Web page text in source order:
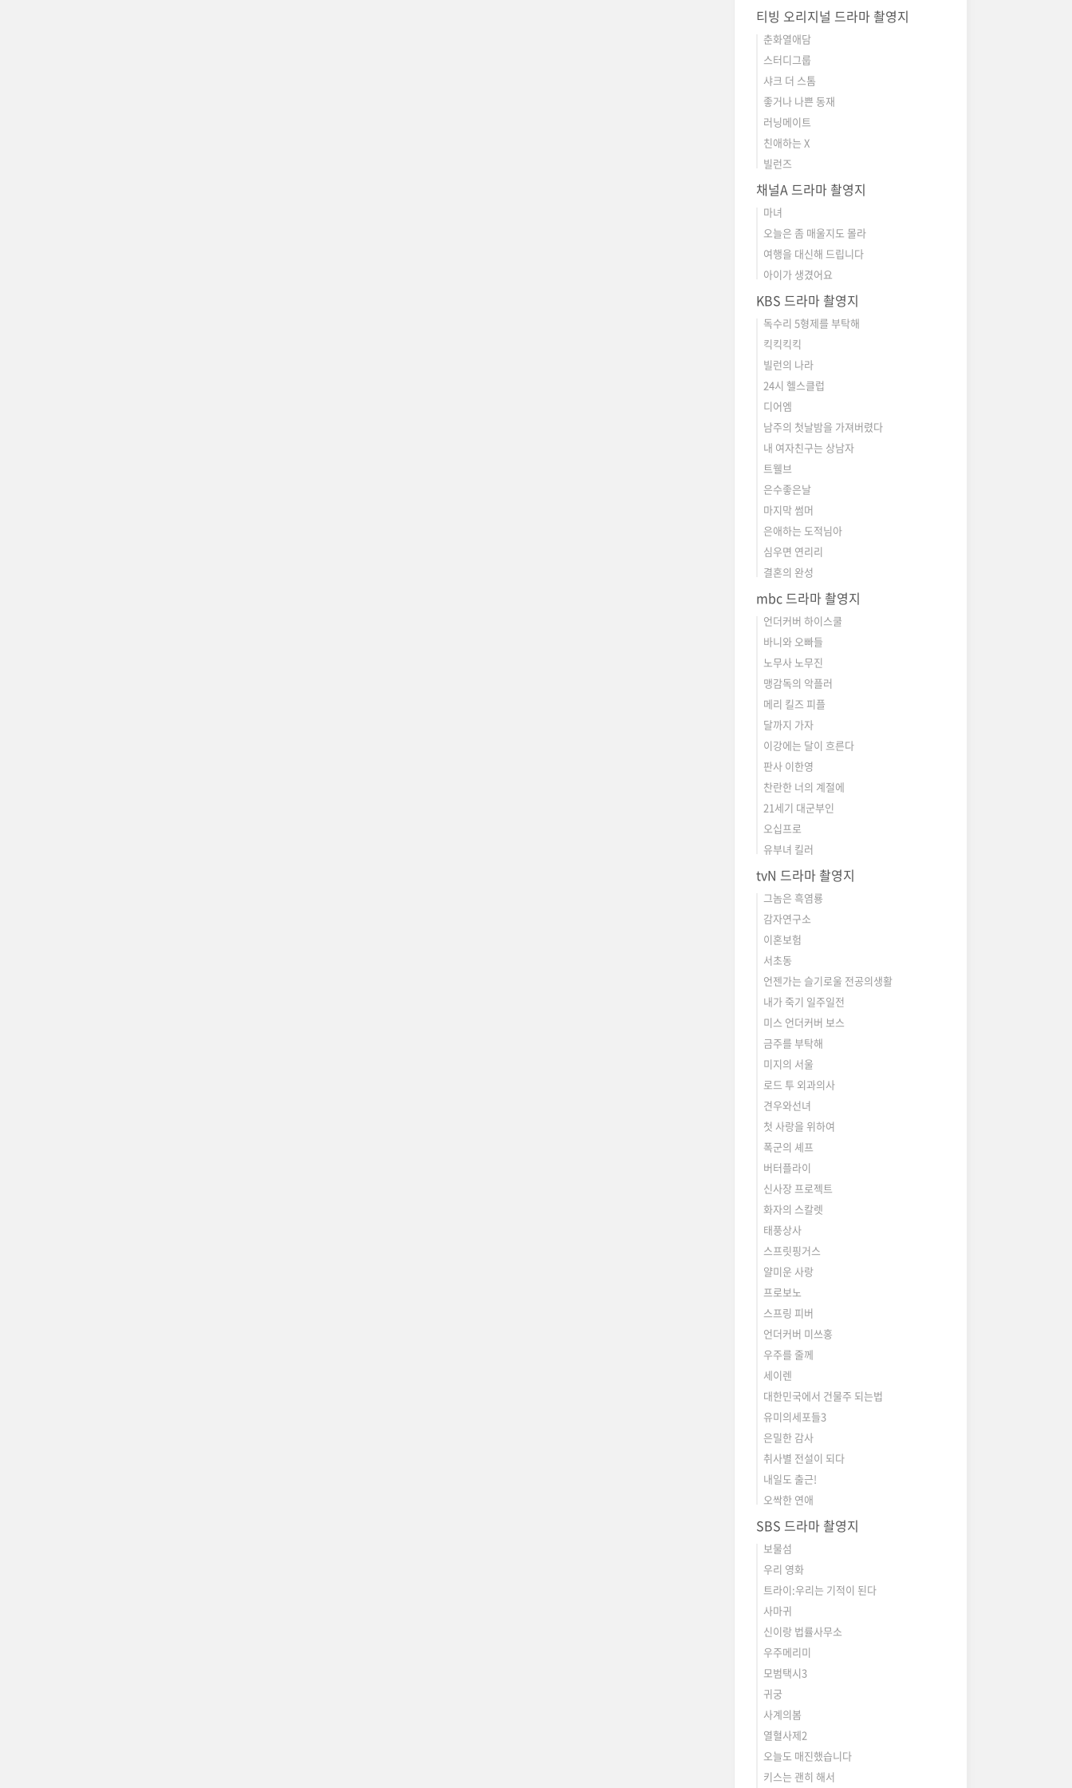
티빙 오리지널 드라마 촬영지
춘화열애담
스터디그룹
샤크 더 스톰
좋거나 나쁜 동재
러닝메이트
친애하는 X
빌런즈
채널A 드라마 촬영지
마녀
오늘은 좀 매울지도 몰라
여행을 대신해 드립니다
아이가 생겼어요
KBS 드라마 촬영지
독수리 5형제를 부탁해
킥킥킥킥
빌런의 나라
24시 헬스클럽
디어엠
남주의 첫날밤을 가져버렸다
내 여자친구는 상남자
트웰브
은수좋은날
마지막 썸머
은애하는 도적님아
심우면 연리리
결혼의 완성
mbc 드라마 촬영지
언더커버 하이스쿨
바니와 오빠들
노무사 노무진
맹감독의 악플러
메리 킬즈 피플
달까지 가자
이강에는 달이 흐른다
판사 이한영
찬란한 너의 계절에
21세기 대군부인
오십프로
유부녀 킬러
tvN 드라마 촬영지
그놈은 흑염룡
감자연구소
이혼보험
서초동
언젠가는 슬기로울 전공의생활
내가 죽기 일주일전
미스 언더커버 보스
금주를 부탁해
미지의 서울
로드 투 외과의사
견우와선녀
첫 사랑을 위하여
폭군의 셰프
버터플라이
신사장 프로젝트
화자의 스칼렛
태풍상사
스프릿핑거스
얄미운 사랑
프로보노
스프링 피버
언더커버 미쓰홍
우주를 줄께
세이렌
대한민국에서 건물주 되는법
유미의세포들3
은밀한 감사
취사별 전설이 되다
내일도 출근!
오싹한 연애
SBS 드라마 촬영지
보물섬
우리 영화
트라이:우리는 기적이 된다
사마귀
신이랑 법률사무소
우주메리미
모범택시3
귀궁
사계의봄
열혈사제2
오늘도 매진했습니다
키스는 괜히 해서